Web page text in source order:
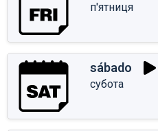
п'ятниця
sábado
субота